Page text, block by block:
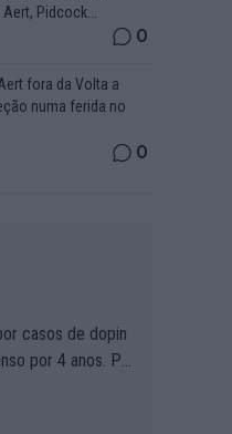
Pidcock...
0
fora da Volta a
numa ferida no
0
casos de dopin
por 4 anos. Po